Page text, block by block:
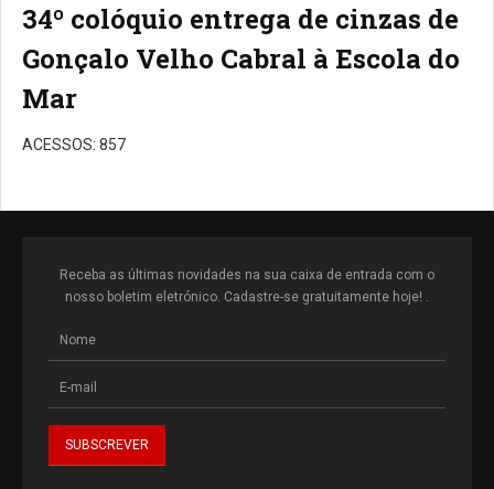
34º colóquio entrega de cinzas de
Gonçalo Velho Cabral à Escola do
Mar
ACESSOS: 857
Receba as últimas novidades na sua caixa de entrada com o
nosso boletim eletrónico. Cadastre-se gratuitamente hoje! .